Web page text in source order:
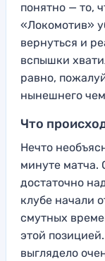
понятно — то,
«Локомотив»
вернуться и
вспышки
равно,
нынешнего
Что
Нечто
минуте матча.
достаточно
клубе начали
смутных
этой
выглядело